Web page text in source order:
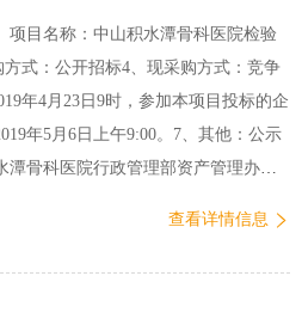
疗物业服务、后勤服务等招标采购的
项目名称：中山积水潭骨科医院检验
式：公开招标4、现采购方式：竞争
年4月23日9时，参加本项目投标的企
年5月6日上午9:00。7、其他：公示
查看详情信息